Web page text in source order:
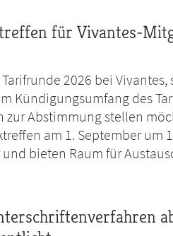
für Vivantes-
2026 bei
Kündigungsumfang des
Abstimmung stellen
am 1. September um
bieten Raum für